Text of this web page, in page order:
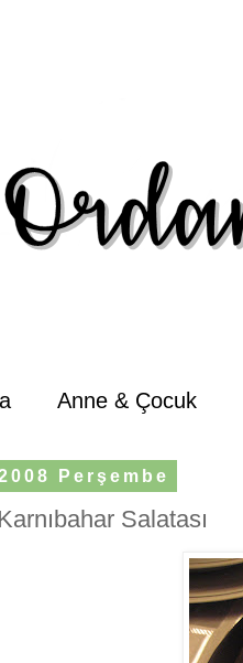
Anne & Çocuk
Perşembe
Salatası